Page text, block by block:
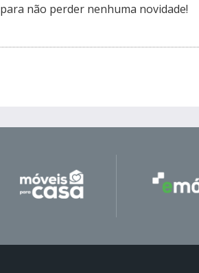
para não perder nenhuma novidade!